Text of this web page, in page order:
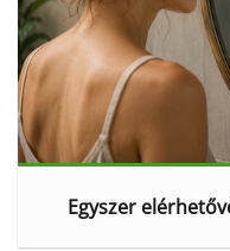
Egyszer